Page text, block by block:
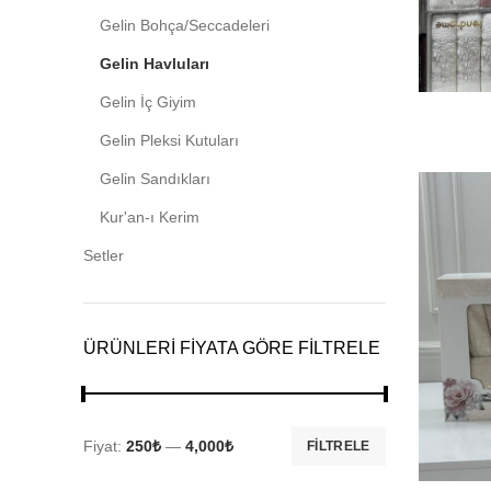
Gelin Bohça/Seccadeleri
Gelin Havluları
Gelin İç Giyim
Gelin Pleksi Kutuları
Gelin Sandıkları
Kur'an-ı Kerim
Setler
ÜRÜNLERI FIYATA GÖRE FILTRELE
En
En
FILTRELE
Fiyat: 250₺ — 4,000₺